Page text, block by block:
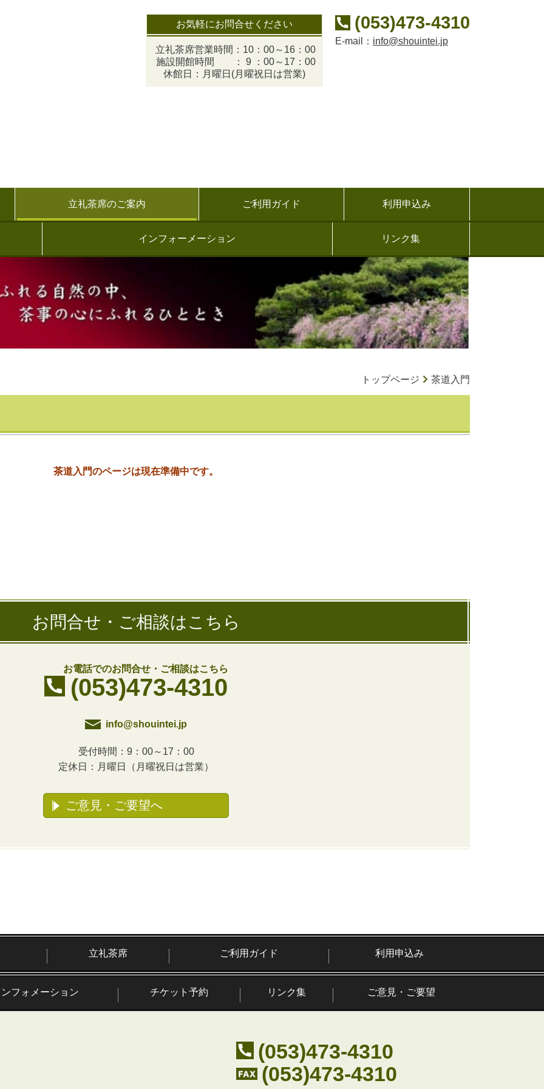
お気軽にお問合せください
立礼茶席営業時間：10：00～16：00
施設開館時間 ： 9 ：00～17：00
休館日：月曜日(月曜祝日は営業)
(053)473-4310
E-mail： info@shouintei.jp
立礼茶席のご案内 ご利用ガイド 利用申込み
インフォーメーション リンク集
トップページ 茶道入門
茶道入門のページは現在準備中です。
お問合せ・ご相談はこちら
お電話でのお問合せ・ご相談はこちら
(053)473-4310
info@shouintei.jp
受付時間：9：00～17：00
定休日：月曜日（月曜祝日は営業）
ご意見・ご要望へ
立礼茶席 ご利用ガイド 利用申込み
フォメーション チケット予約 リンク集 ご意見・ご要望
(053)473-4310
(053)473-4310